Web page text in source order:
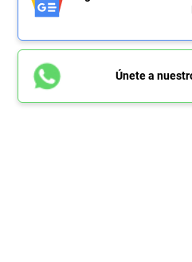
Únete a